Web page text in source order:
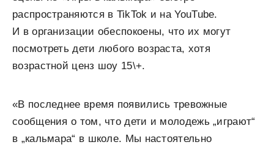
распространяются в TikTok и на YouTube.
И в организации обеспокоены, что их могут
посмотреть дети любого возраста, хотя
возрастной ценз шоу 15\+.
«В последнее время появились тревожные
сообщения о том, что дети и молодежь „играют“
в „кальмара“ в школе. Мы настоятельно